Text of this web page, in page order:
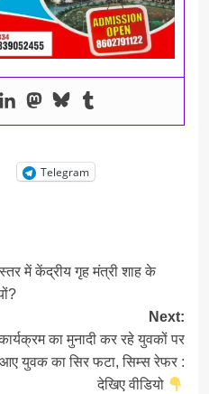
Telegram
में केंद्रीय गृह मंत्री शाह के
Next:
का मुनादी कर रहे युवकों पर
युवक का सिर फटा, सिम्स रेफर :
देखिए वीडियो